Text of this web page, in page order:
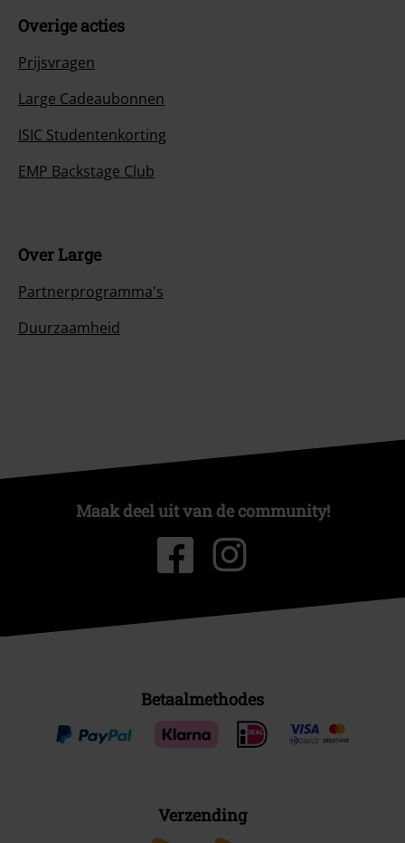
Overige acties
Prijsvragen
Large Cadeaubonnen
ISIC Studentenkorting
EMP Backstage Club
Over Large
Partnerprogramma's
Duurzaamheid
Maak deel uit van de community!
Betaalmethodes
Verzending